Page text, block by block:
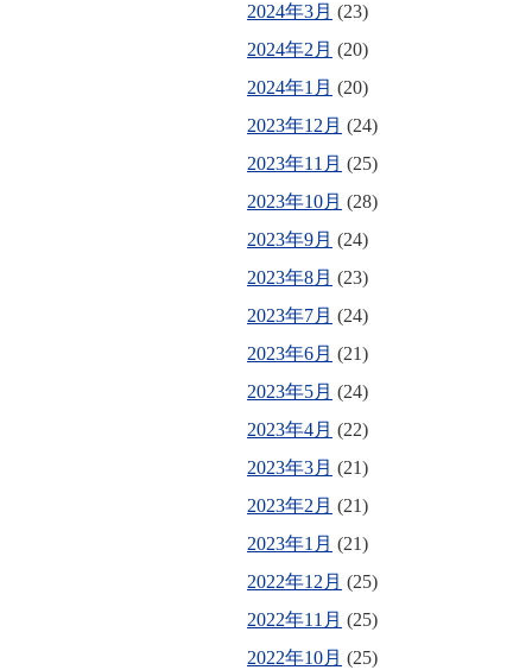
2024年3月 (23)
2024年2月 (20)
2024年1月 (20)
2023年12月 (24)
2023年11月 (25)
2023年10月 (28)
2023年9月 (24)
2023年8月 (23)
2023年7月 (24)
2023年6月 (21)
2023年5月 (24)
2023年4月 (22)
2023年3月 (21)
2023年2月 (21)
2023年1月 (21)
2022年12月 (25)
2022年11月 (25)
2022年10月 (25)